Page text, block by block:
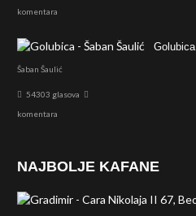
komentara
Golubica
Šaban Šaulić
54303 glasova
komentara
NAJBOLJE KAFANE